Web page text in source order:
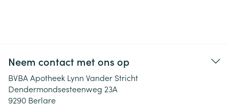
Neem contact met ons op
BVBA Apotheek Lynn Vander Stricht
Dendermondsesteenweg 23A
9290 Berlare